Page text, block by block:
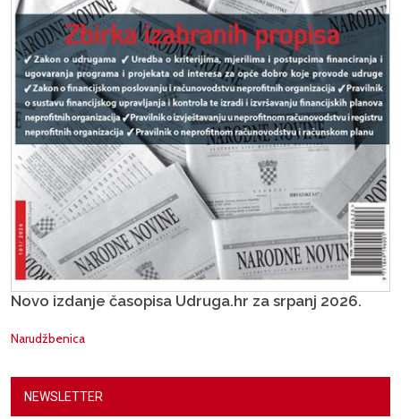
Novo izdanje časopisa Udruga.hr za srpanj 2026.
Narudžbenica
NEWSLETTER